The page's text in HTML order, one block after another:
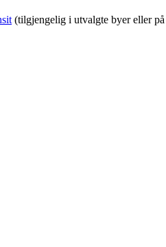
(tilgjengelig i utvalgte byer eller